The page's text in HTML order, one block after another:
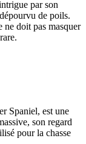
par son
de poils.
ne doit pas masquer
Spaniel, est une
son regard
pour la chasse